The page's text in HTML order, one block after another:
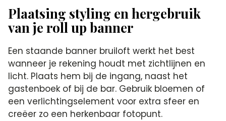
Plaatsing styling en hergebruik
van je roll up banner
Een staande banner bruiloft werkt het best
wanneer je rekening houdt met zichtlijnen en
licht. Plaats hem bij de ingang, naast het
gastenboek of bij de bar. Gebruik bloemen of
een verlichtingselement voor extra sfeer en
creëer zo een herkenbaar fotopunt.